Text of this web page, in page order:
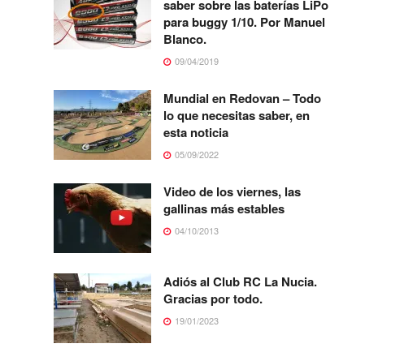
saber sobre las baterías LiPo
para buggy 1/10. Por Manuel
Blanco.
09/04/2019
Mundial en Redovan – Todo
lo que necesitas saber, en
esta noticia
05/09/2022
Video de los viernes, las
gallinas más estables
04/10/2013
Adiós al Club RC La Nucia.
Gracias por todo.
19/01/2023